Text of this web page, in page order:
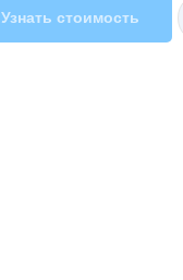
Узнать стоимость